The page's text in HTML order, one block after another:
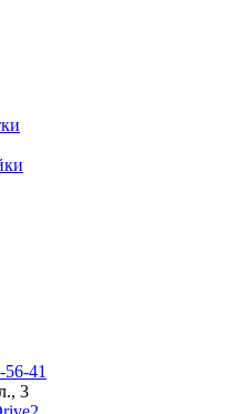
41
3